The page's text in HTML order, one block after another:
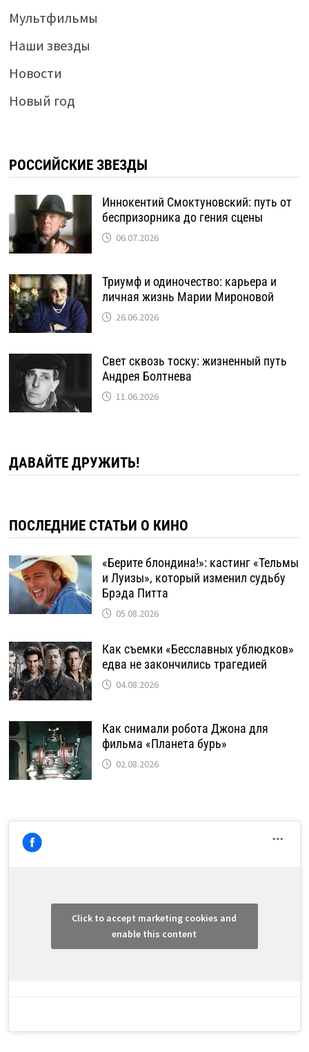
Мультфильмы
Наши звезды
Новости
Новый год
РОССИЙСКИЕ ЗВЕЗДЫ
Иннокентий Смоктуновский: путь от
беспризорника до гения сцены
06.07.2026
Триумф и одиночество: карьера и
личная жизнь Марии Мироновой
26.06.2026
Свет сквозь тоску: жизненный путь
Андрея Болтнева
11.06.2026
ДАВАЙТЕ ДРУЖИТЬ!
ПОСЛЕДНИЕ СТАТЬИ О КИНО
«Берите блондина!»: кастинг «Тельмы
и Луизы», который изменил судьбу
Брэда Питта
05.08.2026
Как съемки «Бесславных ублюдков»
едва не закончились трагедией
04.08.2026
Как снимали робота Джона для
фильма «Планета бурь»
02.08.2026
Click to accept marketing cookies and
enable this content